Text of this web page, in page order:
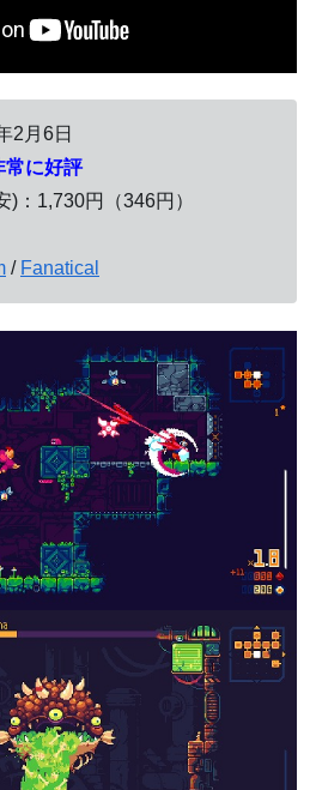
2月6日
常に好評
)：1,730円（346円）
/ Fanatical